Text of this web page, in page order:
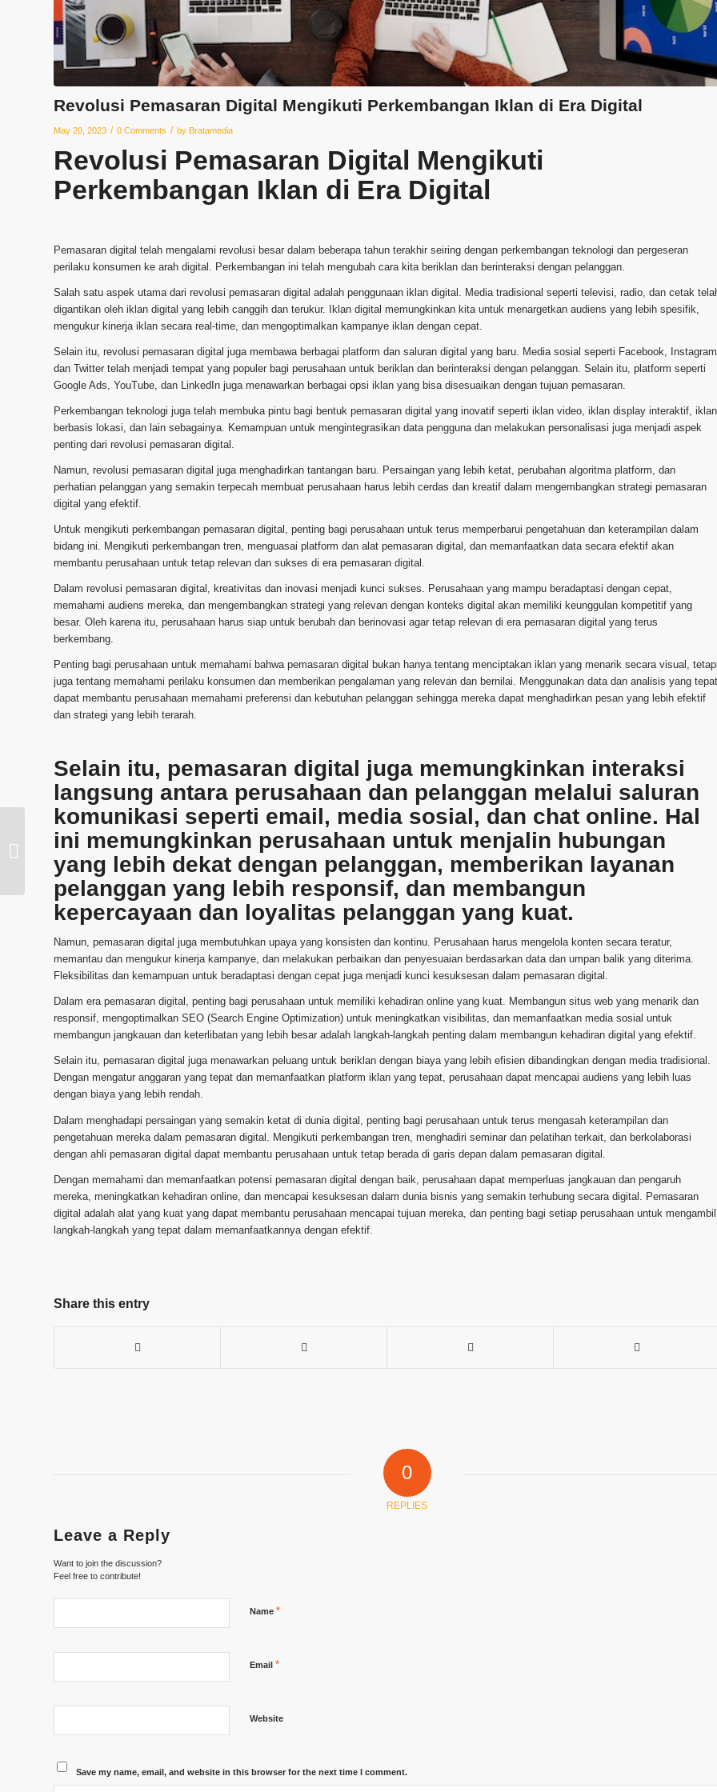
Revolusi Pemasaran Digital Mengikuti Perkembangan Iklan di Era Digital
May 20, 2023 / 0 Comments / by Bratamedia
Revolusi Pemasaran Digital Mengikuti
Perkembangan Iklan di Era Digital
Pemasaran digital telah mengalami revolusi besar dalam beberapa tahun terakhir seiring dengan perkembangan teknologi dan pergeseran
perilaku konsumen ke arah digital. Perkembangan ini telah mengubah cara kita beriklan dan berinteraksi dengan pelanggan.
Salah satu aspek utama dari revolusi pemasaran digital adalah penggunaan iklan digital. Media tradisional seperti televisi, radio, dan cetak
digantikan oleh iklan digital yang lebih canggih dan terukur. Iklan digital memungkinkan kita untuk menargetkan audiens yang lebih spesifik,
mengukur kinerja iklan secara real-time, dan mengoptimalkan kampanye iklan dengan cepat.
Selain itu, revolusi pemasaran digital juga membawa berbagai platform dan saluran digital yang baru. Media sosial seperti Facebook,
dan Twitter telah menjadi tempat yang populer bagi perusahaan untuk beriklan dan berinteraksi dengan pelanggan. Selain itu, platform seperti
Google Ads, YouTube, dan LinkedIn juga menawarkan berbagai opsi iklan yang bisa disesuaikan dengan tujuan pemasaran.
Perkembangan teknologi juga telah membuka pintu bagi bentuk pemasaran digital yang inovatif seperti iklan video, iklan display interaktif, iklan
berbasis lokasi, dan lain sebagainya. Kemampuan untuk mengintegrasikan data pengguna dan melakukan personalisasi juga menjadi aspek
penting dari revolusi pemasaran digital.
Namun, revolusi pemasaran digital juga menghadirkan tantangan baru. Persaingan yang lebih ketat, perubahan algoritma platform, dan
perhatian pelanggan yang semakin terpecah membuat perusahaan harus lebih cerdas dan kreatif dalam mengembangkan strategi pemasaran
digital yang efektif.
Untuk mengikuti perkembangan pemasaran digital, penting bagi perusahaan untuk terus memperbarui pengetahuan dan keterampilan dalam
bidang ini. Mengikuti perkembangan tren, menguasai platform dan alat pemasaran digital, dan memanfaatkan data secara efektif akan
membantu perusahaan untuk tetap relevan dan sukses di era pemasaran digital.
Dalam revolusi pemasaran digital, kreativitas dan inovasi menjadi kunci sukses. Perusahaan yang mampu beradaptasi dengan cepat,
memahami audiens mereka, dan mengembangkan strategi yang relevan dengan konteks digital akan memiliki keunggulan kompetitif yang
besar. Oleh karena itu, perusahaan harus siap untuk berubah dan berinovasi agar tetap relevan di era pemasaran digital yang terus
berkembang.
Penting bagi perusahaan untuk memahami bahwa pemasaran digital bukan hanya tentang menciptakan iklan yang menarik secara visual,
juga tentang memahami perilaku konsumen dan memberikan pengalaman yang relevan dan bernilai. Menggunakan data dan analisis yang tepat
dapat membantu perusahaan memahami preferensi dan kebutuhan pelanggan sehingga mereka dapat menghadirkan pesan yang lebih efektif
dan strategi yang lebih terarah.
Selain itu, pemasaran digital juga memungkinkan interaksi
langsung antara perusahaan dan pelanggan melalui saluran
komunikasi seperti email, media sosial, dan chat online. Hal
ini memungkinkan perusahaan untuk menjalin hubungan
yang lebih dekat dengan pelanggan, memberikan layanan
pelanggan yang lebih responsif, dan membangun
kepercayaan dan loyalitas pelanggan yang kuat.
Namun, pemasaran digital juga membutuhkan upaya yang konsisten dan kontinu. Perusahaan harus mengelola konten secara teratur,
memantau dan mengukur kinerja kampanye, dan melakukan perbaikan dan penyesuaian berdasarkan data dan umpan balik yang diterima.
Fleksibilitas dan kemampuan untuk beradaptasi dengan cepat juga menjadi kunci kesuksesan dalam pemasaran digital.
Dalam era pemasaran digital, penting bagi perusahaan untuk memiliki kehadiran online yang kuat. Membangun situs web yang menarik dan
responsif, mengoptimalkan SEO (Search Engine Optimization) untuk meningkatkan visibilitas, dan memanfaatkan media sosial untuk
membangun jangkauan dan keterlibatan yang lebih besar adalah langkah-langkah penting dalam membangun kehadiran digital yang efektif.
Selain itu, pemasaran digital juga menawarkan peluang untuk beriklan dengan biaya yang lebih efisien dibandingkan dengan media tradisional.
Dengan mengatur anggaran yang tepat dan memanfaatkan platform iklan yang tepat, perusahaan dapat mencapai audiens yang lebih luas
dengan biaya yang lebih rendah.
Dalam menghadapi persaingan yang semakin ketat di dunia digital, penting bagi perusahaan untuk terus mengasah keterampilan dan
pengetahuan mereka dalam pemasaran digital. Mengikuti perkembangan tren, menghadiri seminar dan pelatihan terkait, dan berkolaborasi
dengan ahli pemasaran digital dapat membantu perusahaan untuk tetap berada di garis depan dalam pemasaran digital.
Dengan memahami dan memanfaatkan potensi pemasaran digital dengan baik, perusahaan dapat memperluas jangkauan dan pengaruh
mereka, meningkatkan kehadiran online, dan mencapai kesuksesan dalam dunia bisnis yang semakin terhubung secara digital. Pemasaran
digital adalah alat yang kuat yang dapat membantu perusahaan mencapai tujuan mereka, dan penting bagi setiap perusahaan untuk mengambil
langkah-langkah yang tepat dalam memanfaatkannya dengan efektif.
Share this entry
0
REPLIES
Leave a Reply
Want to join the discussion?
Feel free to contribute!
Name *
Email *
Website
Save my name, email, and website in this browser for the next time I comment.
Kreasi Fungsional Ide
Desain Infrastruktur
Rumah yang Praktis
oleh Arsitek